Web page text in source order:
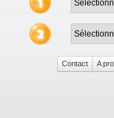
Contact A